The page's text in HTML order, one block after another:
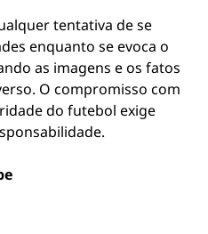
tentativa de se
enquanto se evoca o
as imagens e os fatos
O compromisso com
do futebol exige